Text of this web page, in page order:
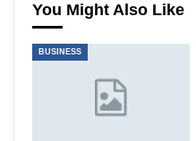
You Might Also Like
BUSINESS